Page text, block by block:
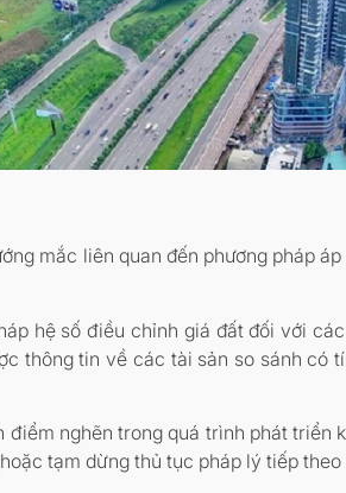
mắc liên quan đến phương pháp
hệ số điều chỉnh giá đất đối với
thông tin về các tài sản so sánh có
nghẽn trong quá trình phát triển
tạm dừng thủ tục pháp lý tiếp theo